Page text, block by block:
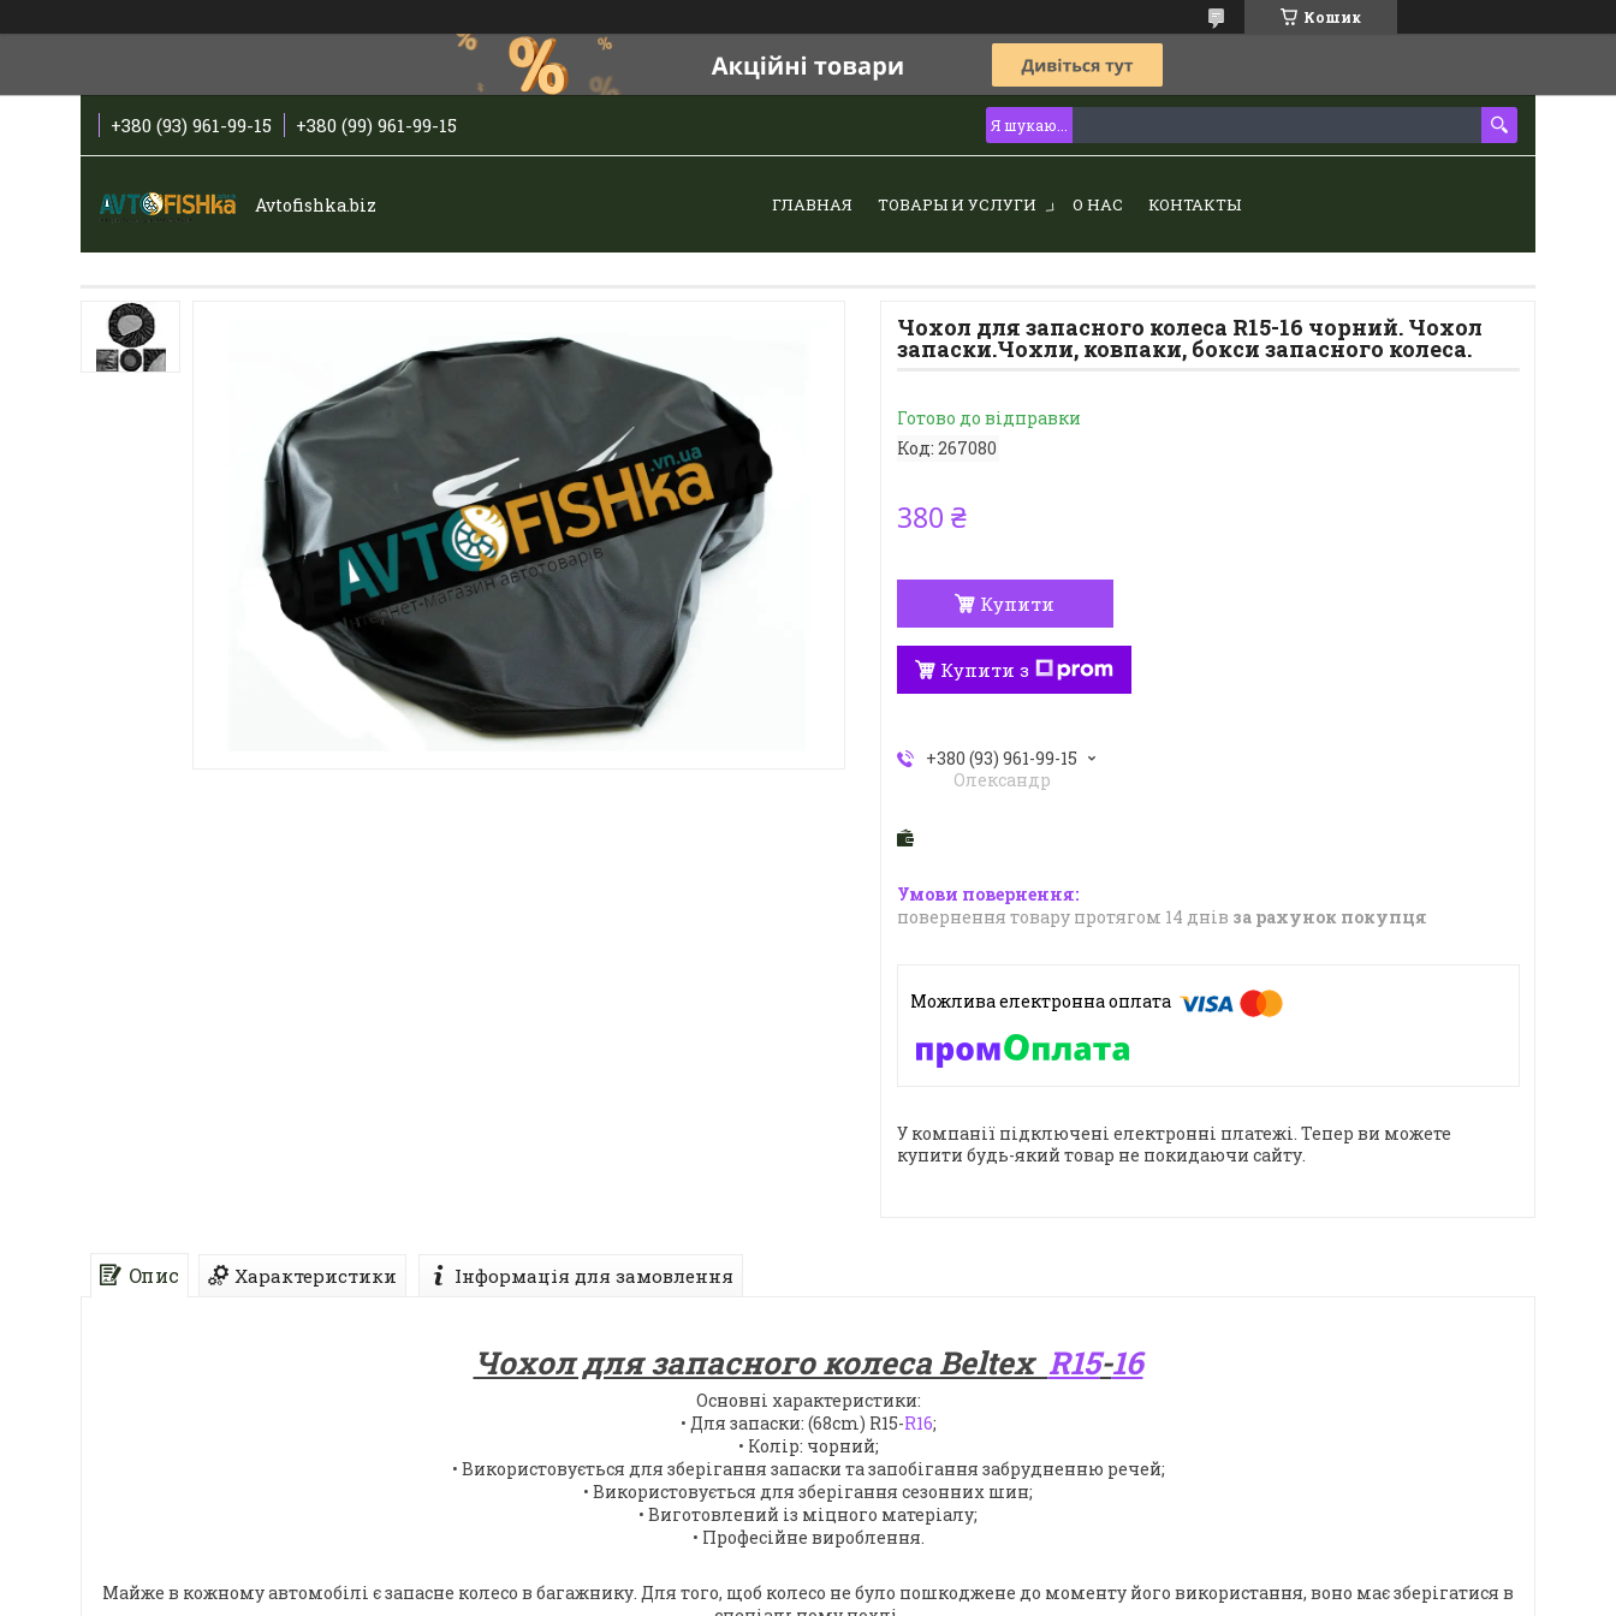
Кошик
+380 (93) 961-99-15 +380 (99) 961-99-15
Avtofishka.biz ГЛАВНАЯ ТОВАРЫ И УСЛУГИ О НАС КОНТАКТЫ
Чохол для запасного колеса R15-16 чорний. Чохол
запаски.Чохли, ковпаки, бокси запасного колеса.
Готово до відправки
Код: 267080
380 ₴
Купити
Купити з
+380 (93) 961-99-15
Олександр
повернення товару протягом 14 днів за рахунок покупця
У компанії підключені електронні платежі. Тепер ви можете
купити будь-який товар не покидаючи сайту.
Опис Характеристики Інформація для замовлення
Чохол для запасного колеса Beltex R15-16
Основні характеристики:
• Для запаски: (68cm) R15-R16;
• Колір: чорний;
• Використовується для зберігання запаски та запобігання забрудненню речей;
• Використовується для зберігання сезонних шин;
• Виготовлений із міцного матеріалу;
• Професійне вироблення.
Майже в кожному автомобілі є запасне колесо в багажнику. Для того, щоб колесо не було пошкоджене до моменту його використання, воно має зберігатися в